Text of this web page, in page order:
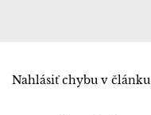
Nahlásiť chybu v článku